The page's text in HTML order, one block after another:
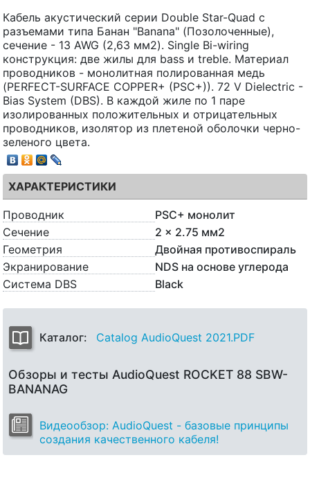
Кабель акустический серии Double Star-Quad с
разъемами типа Банан "Banana" (Позолоченные),
сечение - 13 AWG (2,63 мм2). Single Bi-wiring
конструкция: две жилы для bass и treble. Материал
проводников - монолитная полированная медь
(PERFECT-SURFACE COPPER+ (PSC+)). 72 V Dielectric -
Bias System (DBS). В каждой жиле по 1 паре
изолированных положительных и отрицательных
проводников, изолятор из плетеной оболочки черно-
зеленого цвета.
ХАРАКТЕРИСТИКИ
Проводник
PSC+ монолит
Сечение
2 x 2.75 мм2
Геометрия
Двойная противоспираль
Экранирование
NDS на основе углерода
Система DBS
Black
Каталог: Catalog AudioQuest 2021.PDF
Обзоры и тесты AudioQuest ROCKET 88 SBW-
BANANAG
Видеообзор: AudioQuest - базовые принципы
создания качественного кабеля!